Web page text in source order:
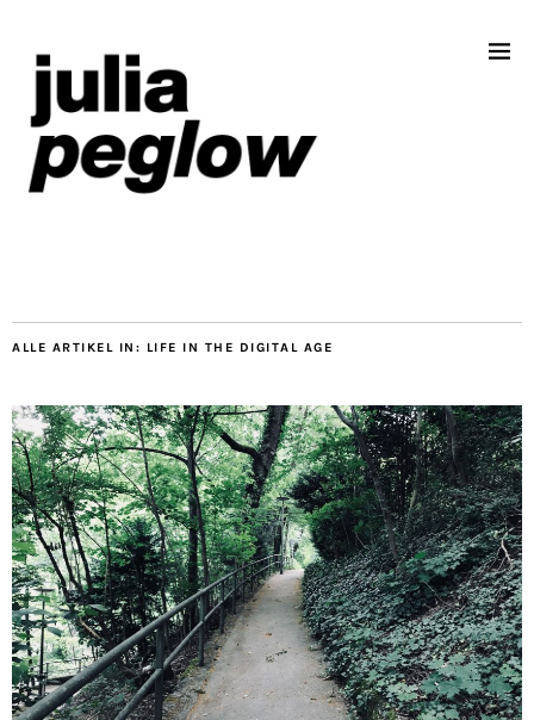
ALLE ARTIKEL IN: LIFE IN THE DIGITAL AGE